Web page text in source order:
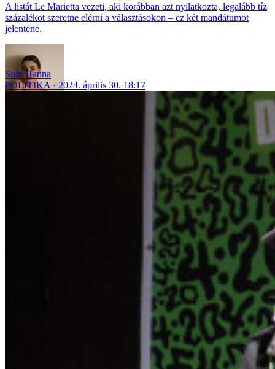
A listát Le Marietta vezeti, aki korábban azt nyilatkozta, legalább tíz
százalékot szeretne elérni a választásokon – ez két mandátumot
jelentene.
Solti Hanna
POLITIKA
2024. április 30. 18:17